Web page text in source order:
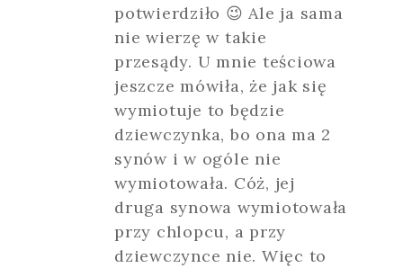
potwierdziło 😉 Ale ja sama
nie wierzę w takie
przesądy. U mnie teściowa
jeszcze mówiła, że jak się
wymiotuje to będzie
dziewczynka, bo ona ma 2
synów i w ogóle nie
wymiotowała. Cóż, jej
druga synowa wymiotowała
przy chlopcu, a przy
dziewczynce nie. Więc to